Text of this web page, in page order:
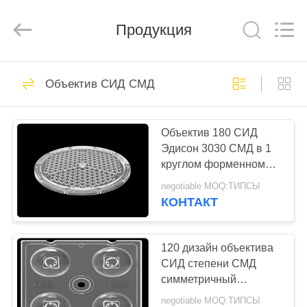
ДОМОЙ
ПРОДУКТЫ
НАС
ЭКСКУРСИЯ
ПО
ЗАВОДУ
Co.,
Reserved.
объективы водить
оптики
Объектив уличного
света СИД
29
Продукция
Объектив СИД СМД
Объектив 180 СИД
Эдисон 3030 СМД в 1
круглом форменном
высоком массиве
объектива света
negotiable MOQ:ТИПСЫ
КОНТАКТ
120 дизайн объектива
СИД степени СМД
симметричный
отсутствие любого
negotiable MOQ:ТИПСЫ